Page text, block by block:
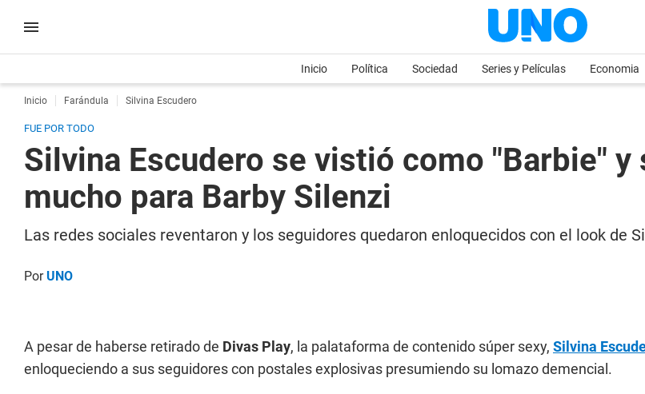
Inicio Política Sociedad Series y Películas Economia
Inicio Farándula Silvina Escudero
FUE POR TODO
Silvina Escudero se vistió como "Barbie"
mucho para Barby Silenzi
Las redes sociales reventaron y los seguidores quedaron enloquecidos con el look de
PorUNO
A pesar de haberse retirado de Divas Play, la palataforma de contenido súper sexy, Silvina
enloqueciendo a sus seguidores con postales explosivas presumiendo su lomazo demencial.